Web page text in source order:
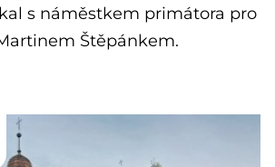
s náměstkem primátora pro
Štěpánkem.